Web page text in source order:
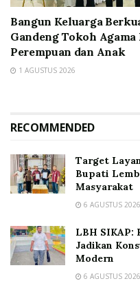
Bangun Keluarga
Gandeng Tokoh
Perempuan dan Anak
1 AGUSTUS 2026
RECOMMENDED
Target
Bupati
Masyarakat
6 AGUSTUS 2026
LBH SIKAP:
Jadikan
Modern
6 AGUSTUS 2026